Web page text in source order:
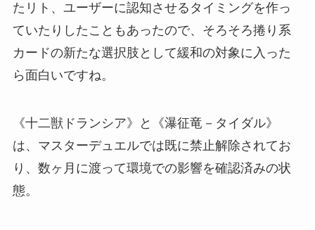
たリト、ユーザーに認知させるタイミングを作っ
ていたりしたこともあったので、そろそろ捲り系
カードの新たな選択肢として緩和の対象に入った
ら面白いですね。
《十二獣ドランシア》と《瀑征竜－タイダル》
は、マスターデュエルでは既に禁止解除されてお
り、数ヶ月に渡って環境での影響を確認済みの状
態。